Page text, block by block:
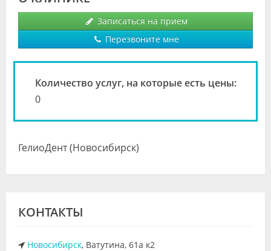
Видео
Клиники
Специалисты
Записаться на прием
Перезвоните мне
Количество услуг, на которые есть цены:
0
ГелиоДент (Новосибирск)
КОНТАКТЫ
Новосибирск, Ватутина, 61а к2